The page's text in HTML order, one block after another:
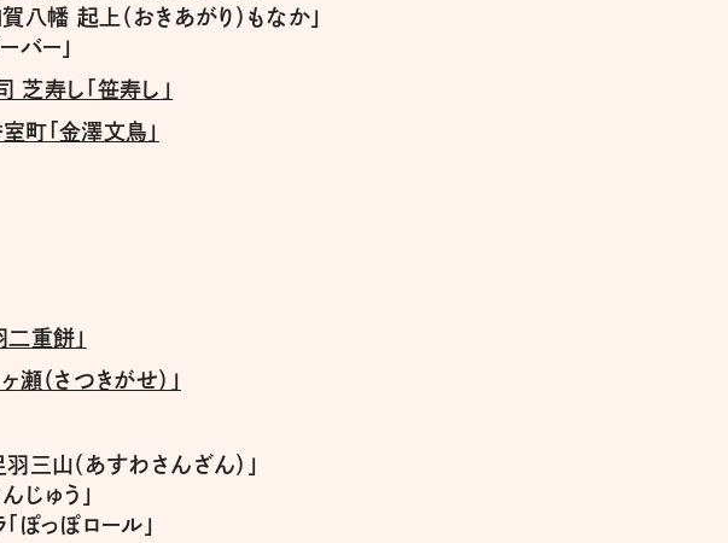
八幡 起上（おきあがり）もなか」
バー」
芝寿し「笹寿し」
町「金澤文鳥」
重餅」
瀬（さつきがせ）」
三山（あすわさんざん）」
じゅう」
ぽっぽロール」